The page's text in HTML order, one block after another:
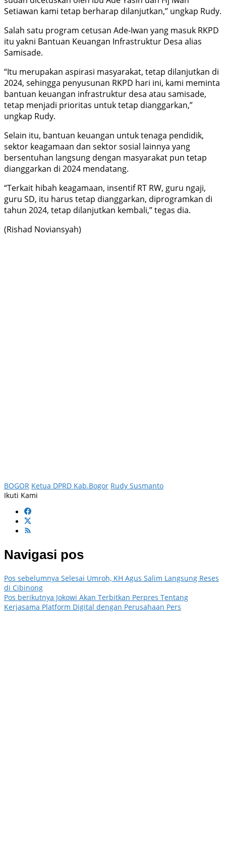
Setiawan kami tetap berharap dilanjutkan,” ungkap Rudy.
Salah satu program cetusan Ade-Iwan yang masuk RKPD
itu yakni Bantuan Keuangan Infrastruktur Desa alias
Samisade.
“Itu merupakan aspirasi masyarakat, tetap dilanjutkan di
2024, sehingga penyusunan RKPD hari ini, kami meminta
bantuan keuangan infrastruktur desa atau samisade,
tetap menjadi prioritas untuk tetap dianggarkan,”
ungkap Rudy.
Selain itu, bantuan keuangan untuk tenaga pendidik,
sektor keagamaan dan sektor sosial lainnya yang
bersentuhan langsung dengan masyarakat pun tetap
dianggarkan di 2024 mendatang.
“Terkait hibah keagamaan, insentif RT RW, guru ngaji,
guru SD, itu harus tetap dianggarkan, diprogramkan di
tahun 2024, tetap dilanjutkan kembali,” tegas dia.
(Rishad Noviansyah)
BOGOR Ketua DPRD Kab.Bogor Rudy Susmanto
Ikuti Kami
Navigasi pos
Pos sebelumnya Selesai Umroh, KH Agus Salim Langsung Reses
di Cibinong
Pos berikutnya Jokowi Akan Terbitkan Perpres Tentang
Kerjasama Platform Digital dengan Perusahaan Pers